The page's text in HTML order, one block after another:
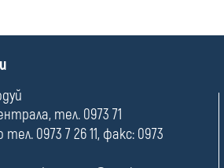
тел. 0973 71
0973 7 26 11, факс: 0973